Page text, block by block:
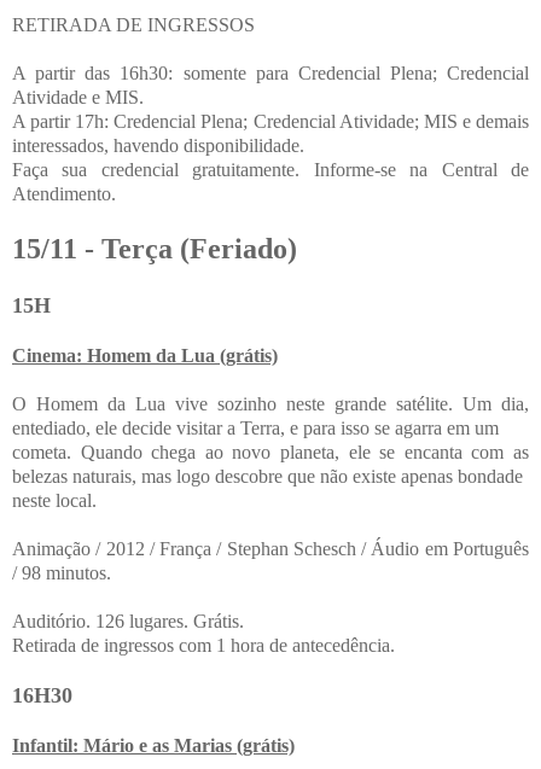
RETIRADA DE INGRESSOS
A partir das 16h30: somente para Credencial Plena; Credencial
Atividade e MIS.
A partir 17h: Credencial Plena; Credencial Atividade; MIS e demais
interessados, havendo disponibilidade.
Faça sua credencial gratuitamente. Informe-se na Central de
Atendimento.
15/11 - Terça (Feriado)
15H
Cinema: Homem da Lua (grátis)
O Homem da Lua vive sozinho neste grande satélite. Um dia,
entediado, ele decide visitar a Terra, e para isso se agarra em um
cometa. Quando chega ao novo planeta, ele se encanta com as
belezas naturais, mas logo descobre que não existe apenas bondade
neste local.
Animação / 2012 / França / Stephan Schesch / Áudio em Português
/ 98 minutos.
Auditório. 126 lugares. Grátis.
Retirada de ingressos com 1 hora de antecedência.
16H30
Infantil: Mário e as Marias (grátis)